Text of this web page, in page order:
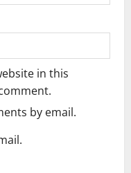
in this
by email.